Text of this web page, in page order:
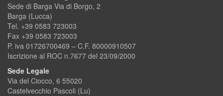
Sede di Barga Via di Borgo, 2
Barga (Lucca)
Tel. +39 0583 723003
Fax +39 0583 723003
P. iva 01726700469 – C.F. 80000910507
Iscrizione al ROC n.7677 del 23/09/2000
Sede Legale
Via del Ciocco, 6 55020
Castelvecchio Pascoli (Lu)